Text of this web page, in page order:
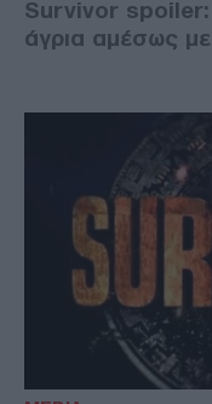
Survivor spoiler:
άγρια αμέσως